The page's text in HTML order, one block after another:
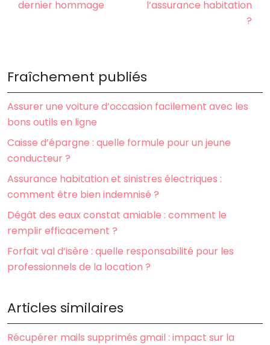
dernier hommage
l’assurance habitation
?
Fraîchement publiés
Assurer une voiture d’occasion facilement avec les
bons outils en ligne
Caisse d’épargne : quelle formule pour un jeune
conducteur ?
Assurance habitation et sinistres électriques :
comment être bien indemnisé ?
Dégât des eaux constat amiable : comment le
remplir efficacement ?
Forfait val d’isère : quelle responsabilité pour les
professionnels de la location ?
Articles similaires
Récupérer mails supprimés gmail : impact sur la